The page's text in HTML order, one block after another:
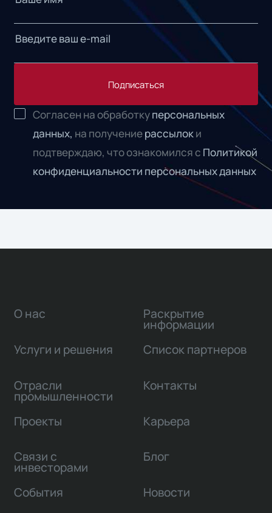
Подписаться
Согласен на обработкуперсональных
данных, на получениерассылоки
подтверждаю, что ознакомился с Политикой
конфиденциальности персональных данных
О нас
Услуги и решения
Отрасли
промышленности
Проекты
Связи с
инвесторами
Раскрытие
информации
Список партнеров
Контакты
Карьера
Блог
События Новости